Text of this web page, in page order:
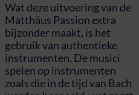
Wat deze uitvoering van de
Matthäus Passion extra
bijzonder maakt, is het
gebruik van authentieke
instrumenten. De musici
spelen op instrumenten
zoals die in de tijd van Bach